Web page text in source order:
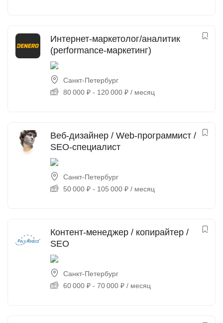
Интернет-маркетолог/аналитик
(performance-маркетинг)
Санкт-Петербург
80 000 ₽ - 120 000 ₽ / месяц
Веб-дизайнер / Web-программист /
SEO-специалист
Санкт-Петербург
50 000 ₽ - 105 000 ₽ / месяц
Контент-менеджер / копирайтер /
SEO
Санкт-Петербург
60 000 ₽ - 70 000 ₽ / месяц